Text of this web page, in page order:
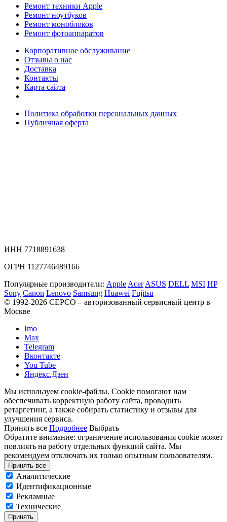
Ремонт техники Apple
Ремонт ноутбуков
Ремонт моноблоков
Ремонт фотоаппаратов
Корпоративное обслуживание
Отзывы о нас
Доставка
Контакты
Карта сайта
Политика обработки персональных данных
Публичная оферта
ИНН 7718891638
ОГРН 1127746489166
Популярные производители: Apple Acer ASUS DELL MSI HP
Sony Canon Lenovo Samsung Huawei Fujitsu
© 1992-2026 СЕРСO – авторизованный сервисный центр в
Москве
Imo
Max
Telegram
Вконтакте
You Tube
Яндекс.Дзен
Мы используем cookie-файлы. Cookie помогают нам
обеспечивать корректную работу сайта, проводить
ретаргетинг, а также собирать статистику и отзывы для
улучшения сервиса.
Принять все Подробнее Выбрать
Обратите внимание: ограничение использования cookie может
повлиять на работу отдельных функций сайта. Мы
рекомендуем отключать их только опытным пользователям.
Принять все
Аналитические
Идентификационные
Рекламные
Технические
Принять